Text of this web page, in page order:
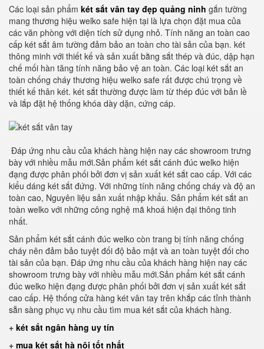
Các loại sản phẩm két sắt vân tay đẹp quảng ninh gắn tường
mang thương hiệu welko safe hiện tại là lựa chọn đặt mua của
các văn phòng với diện tích sử dụng nhỏ. Tính năng an toàn cao
cấp két sắt âm tường đảm bảo an toàn cho tài sản của bạn. két
thông minh với thiết kế và sản xuất bằng sắt thép và đúc, dập hạn
chế mối hàn tăng tính năng bảo vệ an toàn. Các loại két sắt an
toàn chống cháy thương hiệu welko safe rất được chú trọng về
thiết kế thân két. két sắt thường được làm từ thép đúc với bản lề
và lắp đặt hệ thống khóa dày dặn, cứng cáp.
Đáp ứng nhu cầu của khách hàng hiện nay các showroom trưng
bày với nhiều mẫu mới.Sản phẩm két sắt cánh đúc welko hiện
đạng được phân phối bởi đơn vị sản xuất két sắt cao cấp. Với các
kiểu dáng két sắt đứng. Với những tính năng chống cháy và độ an
toàn cao, Nguyên liệu sản xuất nhập khẩu. Sản phẩm két sắt an
toàn welko với những công nghệ mã khoá hiện đại thông tinh
nhất.
Sản phẩm két sắt cánh đúc welko còn trang bị tính năng chống
cháy nên đảm bảo tuyệt đối độ bảo mật và an toàn tuyệt đối cho
tài sản của bạn. Đáp ứng nhu cầu của khách hàng hiện nay các
showroom trưng bày với nhiều mẫu mới.Sản phẩm két sắt cánh
đúc welko hiện đạng được phân phối bởi đơn vị sản xuất két sắt
cao cấp. Hệ thống cửa hàng két vân tay trên khắp các tỉnh thành
sẵn sàng phục vụ nhu cầu tìm mua két sắt của khách hàng.
+ két sắt ngân hàng uy tín
+ mua két sắt hà nội tốt nhất